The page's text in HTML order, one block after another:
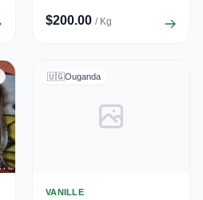
$200.00 / Kg
🇺🇬Ouganda
VANILLE